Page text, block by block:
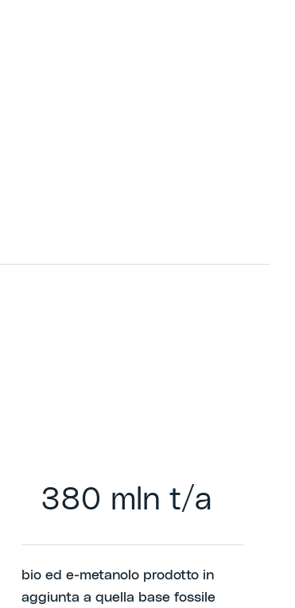
380 mln t/a
bio ed e-metanolo prodotto in
aggiunta a quella base fossile